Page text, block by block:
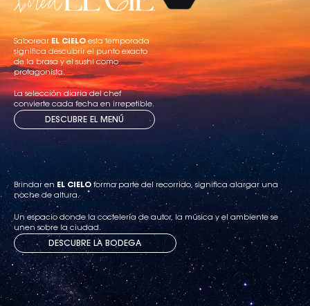
Saborear EL CIELO esta temporada
significa descubrir el punto exacto
de la brasa y el sushi como
protagonista.
La selección diaria del chef
convierte cada fecha en irrepetible.
DESCUBRE EL MENÚ
Brindar enEL CIELO forma parte del recorrido, significa alargar una
noche de altura.
Un espacio donde la coctelería de autor, la música y el ambiente se
unen sobre la ciudad.
DESCUBRE LA BODEGA